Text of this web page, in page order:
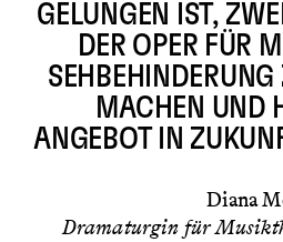
GELUNGEN IST,
DER OPER FÜR
MACHEN UND
ANGEBOT IN
Diana
Dramaturgin für